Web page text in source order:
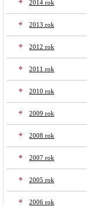
2014 rok
2013 rok
2012 rok
2011 rok
2010 rok
2009 rok
2008 rok
2007 rok
2005 rok
2006 rok